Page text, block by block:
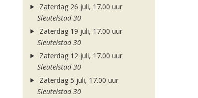
Zaterdag 26 juli, 17.00 uur
Sleutelstad 30
Zaterdag 19 juli, 17.00 uur
Sleutelstad 30
Zaterdag 12 juli, 17.00 uur
Sleutelstad 30
Zaterdag 5 juli, 17.00 uur
Sleutelstad 30